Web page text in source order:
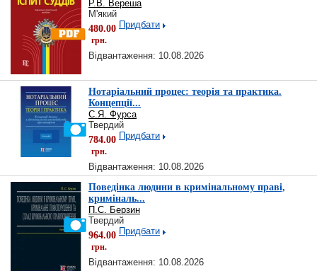
Р.В. Вереша
М'який
480.00
грн.
Придбати
Відвантаження: 10.08.2026
Нотаріальний процес: теорія та практика.
Концепції...
С.Я. Фурса
Твердий
784.00
грн.
Придбати
Відвантаження: 10.08.2026
Поведінка людини в кримінальному праві,
криміналь...
П.С. Берзин
Твердий
964.00
грн.
Придбати
Відвантаження: 10.08.2026